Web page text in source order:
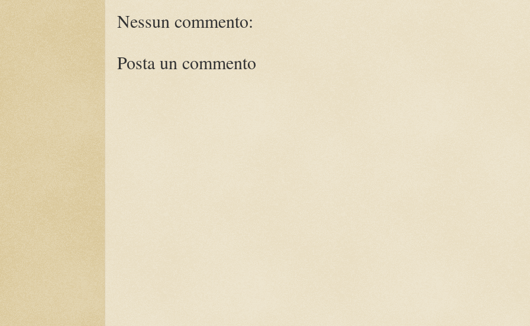
Nessun commento:
Posta un commento